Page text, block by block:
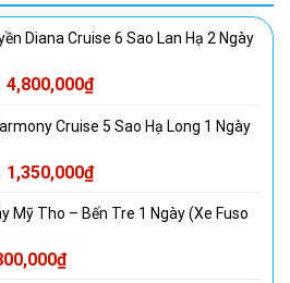
Diana Cruise 6 Sao Lan Hạ 2 Ngày
Giá
là:
4,800,000₫Giá
tại
4,800,000₫.
Cruise 5 Sao Hạ Long 1 Ngày
Giá
là:
1,350,000₫Giá
tại
Mỹ Tho – Bến Tre 1 Ngày (Xe Fuso
₫Giá